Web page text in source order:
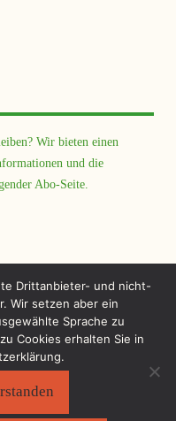
Wir bieten einen
und die
Abo-Seite.
Drittanbieter- und nicht-
Wir setzen aber ein
Sprache zu
Cookies erhalten Sie in